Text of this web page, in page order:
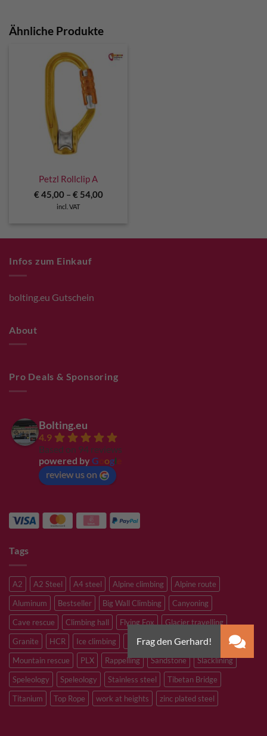
Ähnliche Produkte
Petzl Rollclip A
€45,00– €54,00
incl. VAT
Infos zum Einkauf
bolting.eu Gutschein
About
Pro Deals & Sponsoring
Bolting.eu
4.9
Based on 94 reviews
powered by G ogl
review us on
Tags
A2 A2 Steel A4 steel Alpine climbing
Alpine route
Aluminum
Bestseller Big Wall Climbing
Canyoning
Cave rescue
Climbing hall Flying Fox
Glacier travelling
Granite
HCR Ice climbing Inox M8 M10
M12
Mountain rescue
PLX Rappelling Sandstone
Slacklining
Speleology
Speleology Stainless steel
Tibetan Bridge
Titanium
Top Rope work at heights zinc plated steel